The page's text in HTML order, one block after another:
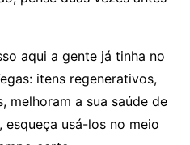
aqui a gente já tinha no
itens regenerativos,
melhoram a sua saúde de
usá-los no meio